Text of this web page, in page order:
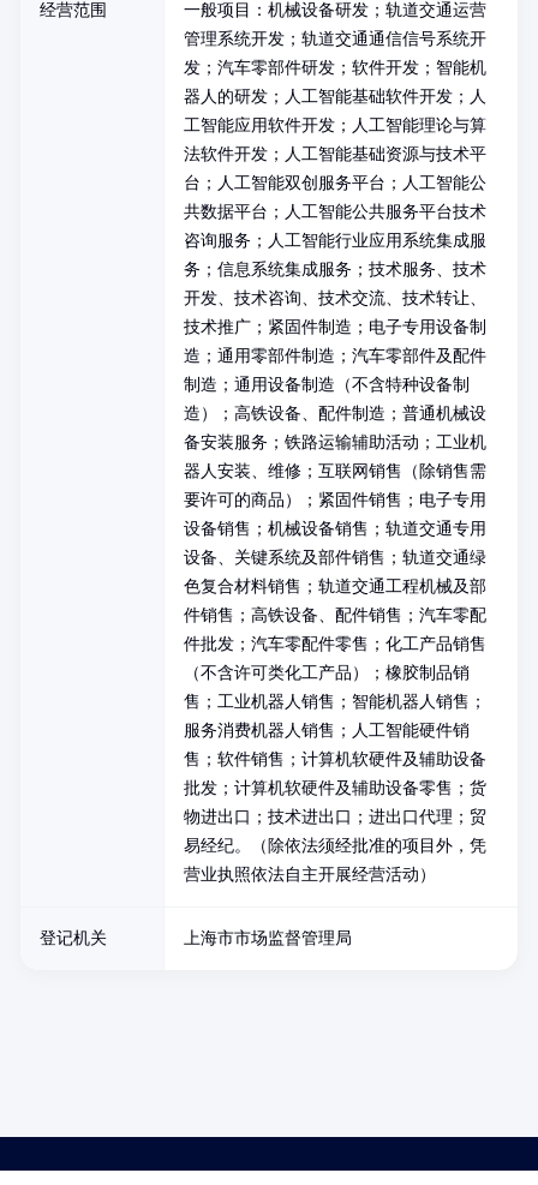
经营范围
一般项目：机械设备研发；轨道交通运营
管理系统开发；轨道交通通信信号系统开
发；汽车零部件研发；软件开发；智能机
器人的研发；人工智能基础软件开发；人
工智能应用软件开发；人工智能理论与算
法软件开发；人工智能基础资源与技术平
台；人工智能双创服务平台；人工智能公
共数据平台；人工智能公共服务平台技术
咨询服务；人工智能行业应用系统集成服
务；信息系统集成服务；技术服务、技术
开发、技术咨询、技术交流、技术转让、
技术推广；紧固件制造；电子专用设备制
造；通用零部件制造；汽车零部件及配件
制造；通用设备制造（不含特种设备制
造）；高铁设备、配件制造；普通机械设
备安装服务；铁路运输辅助活动；工业机
器人安装、维修；互联网销售（除销售需
要许可的商品）；紧固件销售；电子专用
设备销售；机械设备销售；轨道交通专用
设备、关键系统及部件销售；轨道交通绿
色复合材料销售；轨道交通工程机械及部
件销售；高铁设备、配件销售；汽车零配
件批发；汽车零配件零售；化工产品销售
（不含许可类化工产品）；橡胶制品销
售；工业机器人销售；智能机器人销售；
服务消费机器人销售；人工智能硬件销
售；软件销售；计算机软硬件及辅助设备
批发；计算机软硬件及辅助设备零售；货
物进出口；技术进出口；进出口代理；贸
易经纪。（除依法须经批准的项目外，凭
营业执照依法自主开展经营活动）
登记机关 上海市市场监督管理局